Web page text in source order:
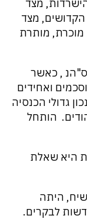
מצד
הקדושים, מצד
מותרת
הכנסיה בעיר ניקאה ב- 325 לס"הנ , כאשר
ואחידים
גדולי הכנסיה
הותחל
היא שאלת
היתה
לבקרים.